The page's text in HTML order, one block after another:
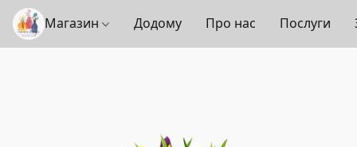
Магазин Додому Про нас Послуги